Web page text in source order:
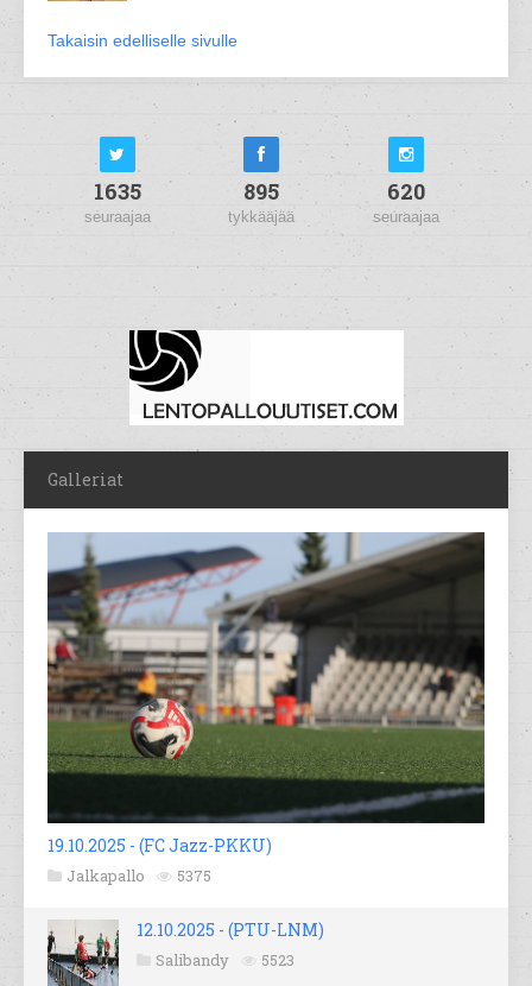
Takaisin edelliselle sivulle
1635
seuraajaa
895
tykkääjää
620
seuraajaa
Galleriat
19.10.2025 - (FC Jazz-PKKU)
Jalkapallo 5375
12.10.2025 - (PTU-LNM)
Salibandy 5523